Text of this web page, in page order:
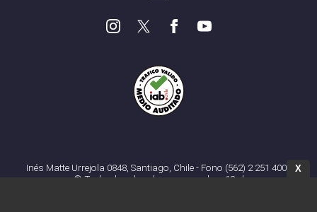
Inés Matte Urrejola 0848, Santiago, Chile - Fono (562) 2 251 4000
© Todos los derechos reservados. 13.cl
X